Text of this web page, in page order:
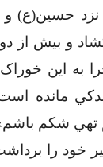
حسين(ع) و
و بيش از
به اين
مانده
تهي شکم
خود را